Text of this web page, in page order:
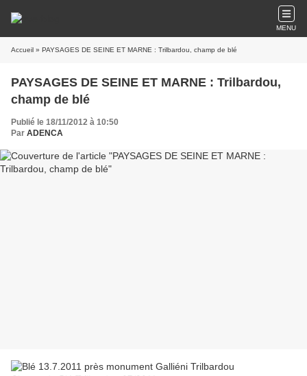
MENU
Accueil » PAYSAGES DE SEINE ET MARNE : Trilbardou, champ de blé
PAYSAGES DE SEINE ET MARNE : Trilbardou,
champ de blé
Publié le 18/11/2012 à 10:50
Par ADENCA